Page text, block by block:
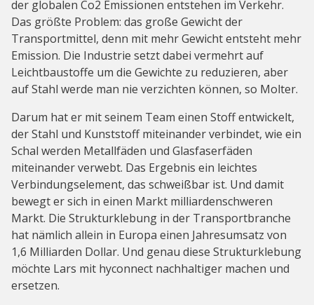
der globalen Co2 Emissionen entstehen im Verkehr.
Das größte Problem: das große Gewicht der
Transportmittel, denn mit mehr Gewicht entsteht mehr
Emission. Die Industrie setzt dabei vermehrt auf
Leichtbaustoffe um die Gewichte zu reduzieren, aber
auf Stahl werde man nie verzichten können, so Molter.
Darum hat er mit seinem Team einen Stoff entwickelt,
der Stahl und Kunststoff miteinander verbindet, wie ein
Schal werden Metallfäden und Glasfaserfäden
miteinander verwebt. Das Ergebnis ein leichtes
Verbindungselement, das schweißbar ist. Und damit
bewegt er sich in einen Markt milliardenschweren
Markt. Die Strukturklebung in der Transportbranche
hat nämlich allein in Europa einen Jahresumsatz von
1,6 Milliarden Dollar. Und genau diese Strukturklebung
möchte Lars mit hyconnect nachhaltiger machen und
ersetzen.